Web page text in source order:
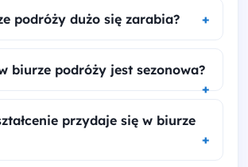
podróży dużo się zarabia?
biurze podróży jest sezonowa?
przydaje się w biurze